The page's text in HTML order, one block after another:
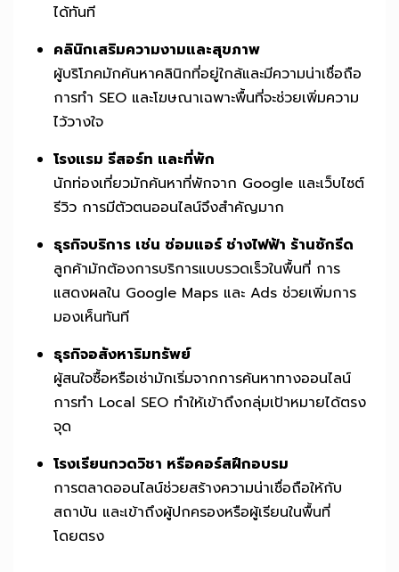
ได้ทันที
คลินิกเสริมความงามและสุขภาพ
ผู้บริโภคมักค้นหาคลินิกที่อยู่ใกล้และมีความน่าเชื่อถือ
การทำ SEO และโฆษณาเฉพาะพื้นที่จะช่วยเพิ่มความ
ไว้วางใจ
โรงแรม รีสอร์ท และที่พัก
นักท่องเที่ยวมักค้นหาที่พักจาก Google และเว็บไซต์
รีวิว การมีตัวตนออนไลน์จึงสำคัญมาก
ธุรกิจบริการ เช่น ซ่อมแอร์ ช่างไฟฟ้า ร้านซักรีด
ลูกค้ามักต้องการบริการแบบรวดเร็วในพื้นที่ การ
แสดงผลใน Google Maps และ Ads ช่วยเพิ่มการ
มองเห็นทันที
ธุรกิจอสังหาริมทรัพย์
ผู้สนใจซื้อหรือเช่ามักเริ่มจากการค้นหาทางออนไลน์
การทำ Local SEO ทำให้เข้าถึงกลุ่มเป้าหมายได้ตรง
จุด
โรงเรียนกวดวิชา หรือคอร์สฝึกอบรม
การตลาดออนไลน์ช่วยสร้างความน่าเชื่อถือให้กับ
สถาบัน และเข้าถึงผู้ปกครองหรือผู้เรียนในพื้นที่
โดยตรง